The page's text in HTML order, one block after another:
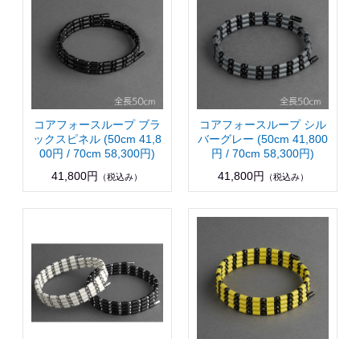
コアフォースループ ブラ
ックスピネル (50cm 41,8
00円 / 70cm 58,300円)
41,800円
（税込み）
コアフォースループ シル
バーグレー (50cm 41,800
円 / 70cm 58,300円)
41,800円
（税込み）